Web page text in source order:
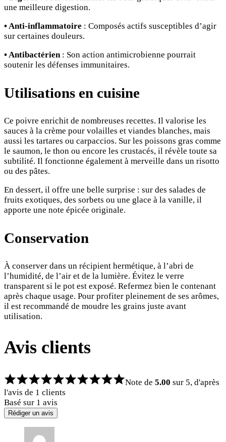
une meilleure digestion.
• Anti-inflammatoire : Composés actifs susceptibles d’agir
sur certaines douleurs.
• Antibactérien: Son action antimicrobienne pourrait
soutenir les défenses immunitaires.
Utilisations en cuisine
Ce poivre enrichit de nombreuses recettes. Il valorise les
sauces à la crème pour volailles et viandes blanches, mais
aussi les tartares ou carpaccios. Sur les poissons gras comme
le saumon, le thon ou encore les crustacés, il révèle toute sa
subtilité. Il fonctionne également à merveille dans un risotto
ou des pâtes.
En dessert, il offre une belle surprise : sur des salades de
fruits exotiques, des sorbets ou une glace à la vanille, il
apporte une note épicée originale.
Conservation
À conserver dans un récipient hermétique, à l’abri de
l’humidité, de l’air et de la lumière. Évitez le verre
transparent si le pot est exposé. Refermez bien le contenant
après chaque usage. Pour profiter pleinement de ses arômes,
il est recommandé de moudre les grains juste avant
utilisation.
Avis clients
Note de 5.00 sur 5, d'après
l'avis de 1 clients
Basé sur 1 avis
Rédiger un avis